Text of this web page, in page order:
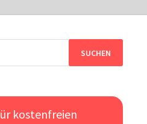
kostenfreien